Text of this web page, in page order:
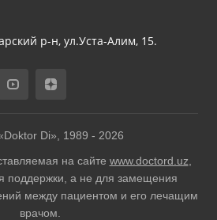
р-н, ул.Уста-Алим, 15.
Di», 1989 - 2026
на сайте www.doctord.uz
поддержки, а не для замещения
между пациентом и его лечащим
врачом.